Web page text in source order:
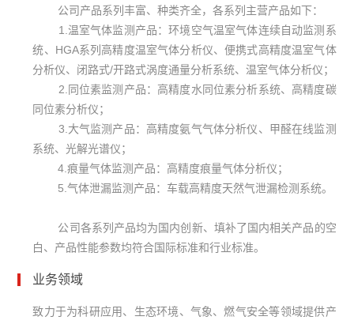
公司产品系列丰富、种类齐全，各系列主营产品如下：
1.温室气体监测产品：环境空气温室气体连续自动监测系
统、HGA系列高精度温室气体分析仪、便携式高精度温室气体
分析仪、闭路式/开路式涡度通量分析系统、温室气体分析仪；
2.同位素监测产品：高精度水同位素分析系统、高精度碳
同位素分析仪；
3.大气监测产品：高精度氨气气体分析仪、甲醛在线监测
系统、光解光谱仪；
4.痕量气体监测产品：高精度痕量气体分析仪；
5.气体泄漏监测产品：车载高精度天然气泄漏检测系统。
公司各系列产品均为国内创新、填补了国内相关产品的空
白、产品性能参数均符合国际标准和行业标准。
业务领域
致力于为科研应用、生态环境、气象、燃气安全等领域提供产